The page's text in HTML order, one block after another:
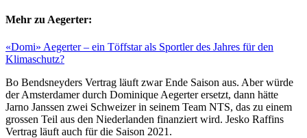
Mehr zu Aegerter:
«Domi» Aegerter – ein Töffstar als Sportler des Jahres für den
Klimaschutz?
Bo Bendsneyders Vertrag läuft zwar Ende Saison aus. Aber würde
der Amsterdamer durch Dominique Aegerter ersetzt, dann hätte
Jarno Janssen zwei Schweizer in seinem Team NTS, das zu einem
grossen Teil aus den Niederlanden finanziert wird. Jesko Raffins
Vertrag läuft auch für die Saison 2021.